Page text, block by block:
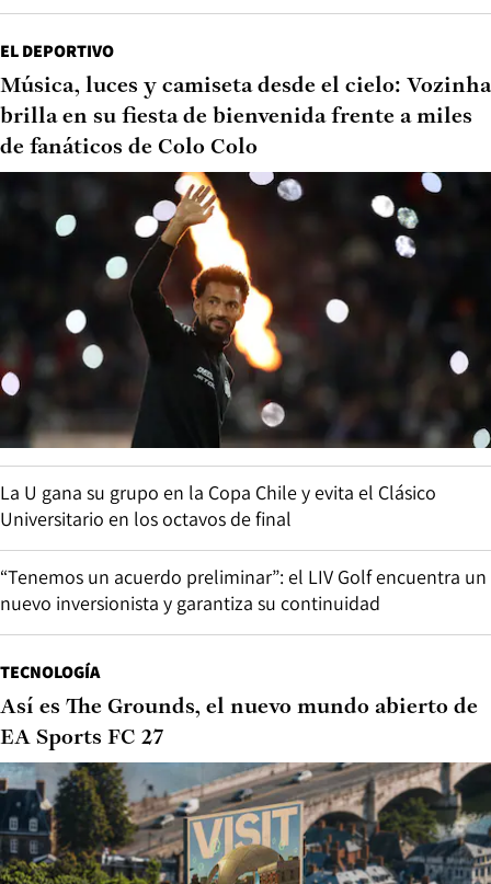
EL DEPORTIVO
Música, luces y camiseta desde el cielo: Vozinha
brilla en su fiesta de bienvenida frente a miles
de fanáticos de Colo Colo
La U gana su grupo en la Copa Chile y evita el Clásico
Universitario en los octavos de final
“Tenemos un acuerdo preliminar”: el LIV Golf encuentra un
nuevo inversionista y garantiza su continuidad
TECNOLOGÍA
Así es The Grounds, el nuevo mundo abierto de
EA Sports FC 27